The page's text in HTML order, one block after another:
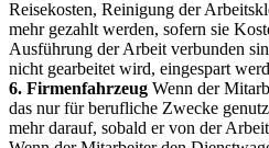
Reisekosten, Reinigung der
mehr gezahlt werden, sofern sie
Ausführung der Arbeit verbunden
nicht gearbeitet wird, eingespart
6. Firmenfahrzeug Wenn der
das nur für berufliche Zwecke
mehr darauf, sobald er von der